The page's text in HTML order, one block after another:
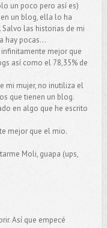
un poco pero así es)
un blog, ella lo ha
las historias de mi
hay pocas...
mejor que
así como el 78,35% de
mi mujer, no inutiliza el
que tienen un blog.
en algo que he escrito
mejor que el mio.
Moli, guapa (ups,
Así que empecé